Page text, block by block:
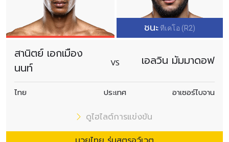
ชนะทีเคโอ (R2)
สานิตย์ เอกเมือง
นนท์
VS เอลวิน มัมมาดอฟ
ไทย ประเทศ อาเซอร์ไบจาน
ดูไฮไลต์การแข่งขัน